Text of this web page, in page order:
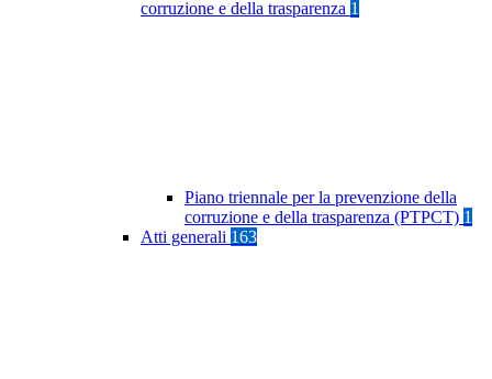
corruzione e della trasparenza 1
Piano triennale per la prevenzione della
corruzione e della trasparenza (PTPCT) 1
Atti generali 163